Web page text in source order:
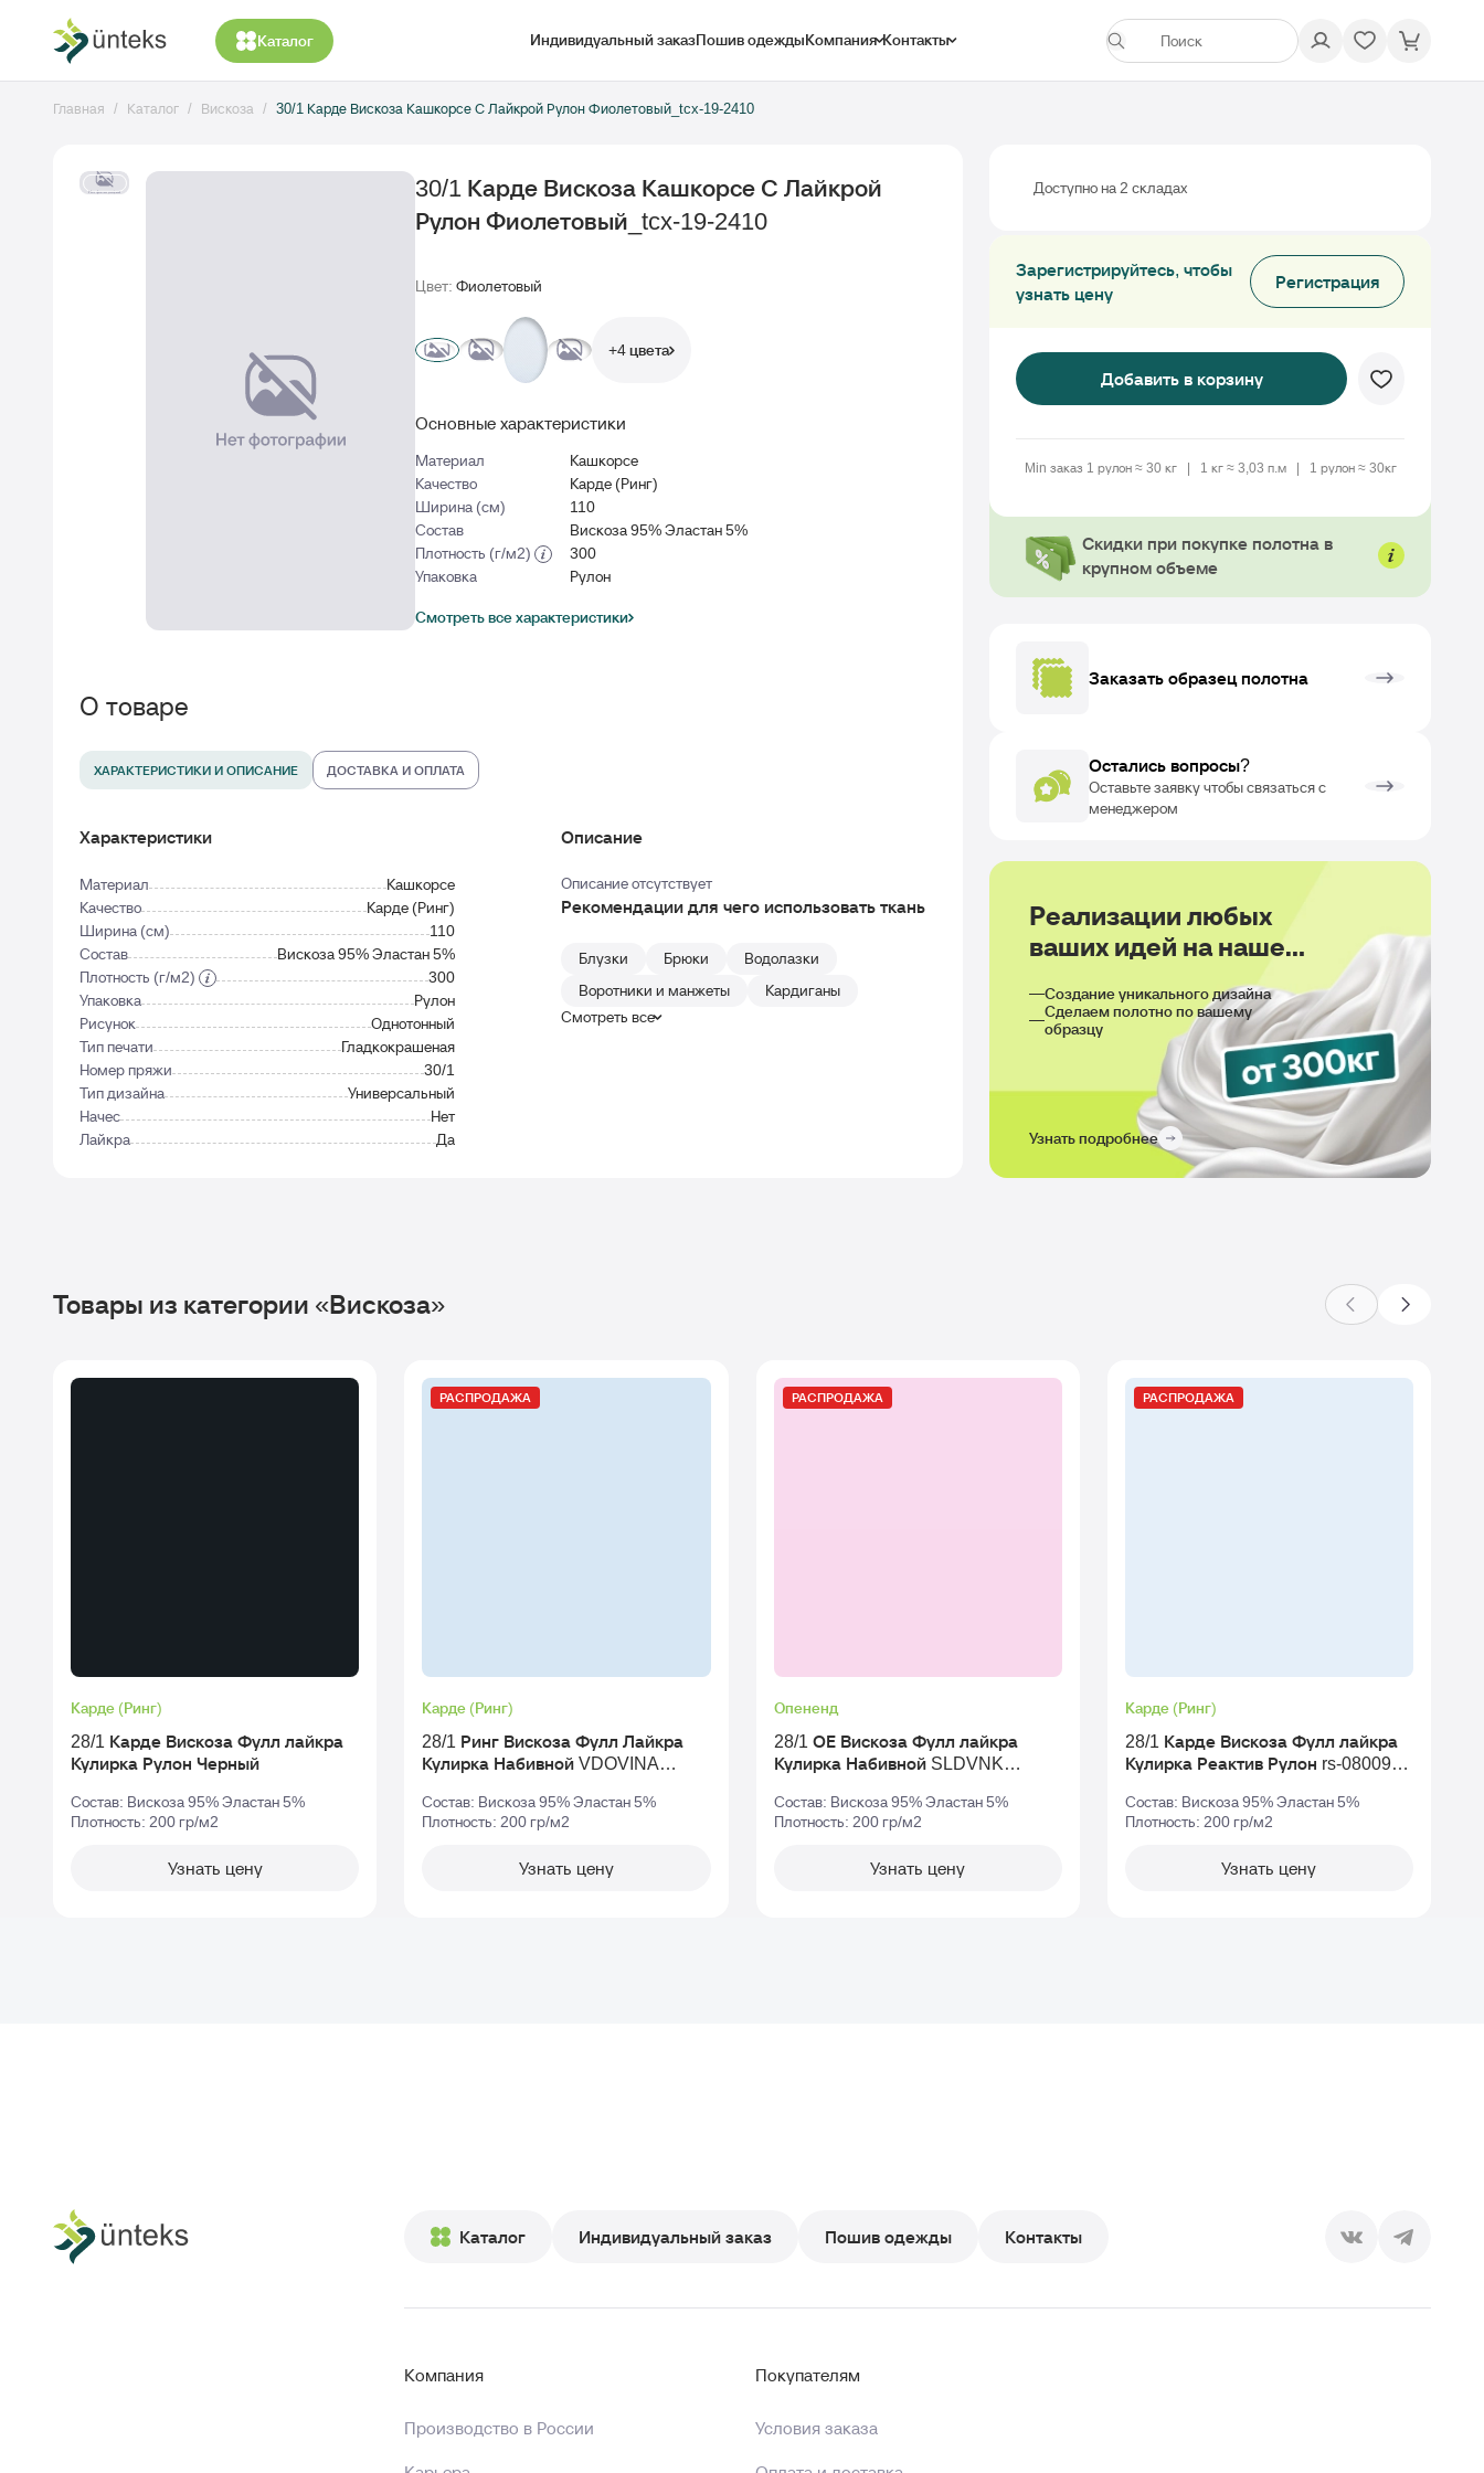
Каталог Индивидуальный заказПошив одеждыКомпания Контакты
Главная Каталог Вискоза 30/1 Карде Вискоза Кашкорсе С Лайкрой Рулон Фиолетовый_tcx-19-2410
30/1 Карде Вискоза Кашкорсе С Лайкрой
Рулон Фиолетовый_tcx-19-2410
Цвет: Фиолетовый
+4 цвета
Основные характеристики
Материал
Кашкорсе
Качество
Карде (Ринг)
Ширина (см)
110
Состав
Вискоза 95% Эластан 5%
Плотность (г/м2)
300
Упаковка
Рулон
Смотреть все характеристики
О товаре
ХАРАКТЕРИСТИКИ И ОПИСАНИЕ ДОСТАВКА И ОПЛАТА
Характеристики
Материал
Кашкорсе
Качество
Карде (Ринг)
Ширина (см)
110
Состав
Вискоза 95% Эластан 5%
Плотность (г/м2)
300
Упаковка
Рулон
Рисунок
Однотонный
Тип печати
Гладкокрашеная
Номер пряжи
30/1
Тип дизайна
Универсальный
Начес
Нет
Лайкра
Да
Описание
Описание отсутствует
Рекомендации для чего использовать ткань
Блузки Брюки
Водолазки
Воротники и манжеты
Кардиганы
Смотреть все
Доступно на 2 cкладах
Зарегистрируйтесь, чтобы
узнать цену
Регистрация
Добавить в корзину
Min заказ 1 рулон ≈ 30 кг 1 кг ≈ 3,03 п.м 1 рулон ≈ 30кг
Скидки при покупке полотна в
крупном объеме
Заказать образец полотна
Остались вопросы?
Оставьте заявку чтобы связаться с
менеджером
Реализации любых
ваших идей на нашем
Создание уникального дизайна
Сделаем полотно по вашему
образцу
Узнать подробнее
Товары из категории «Вискоза»
Карде (Ринг)
28/1 Карде Вискоза Фулл лайкра
Кулирка Рулон Черный
Состав: Вискоза 95% Эластан 5%
Плотность: 200 гр/м2
Узнать цену
РАСПРОДАЖА
Карде (Ринг)
28/1 Ринг Вискоза Фулл Лайкра
Кулирка Набивной VDOVINA
Состав: Вискоза 95% Эластан 5%
Плотность: 200 гр/м2
Узнать цену
РАСПРОДАЖА
Опененд
28/1 ОЕ Вискоза Фулл лайкра
Кулирка Набивной SLDVNK
Состав: Вискоза 95% Эластан 5%
Плотность: 200 гр/м2
Узнать цену
РАСПРОДАЖА
Карде (Ринг)
28/1 Карде Вискоза Фулл лайкра
Кулирка Реактив Рулон rs-080096
Состав: Вискоза 95% Эластан 5%
Плотность: 200 гр/м2
Узнать цену
Каталог Индивидуальный заказ Пошив одежды Контакты
Компания
Производство в России
Покупателям
Условия заказа